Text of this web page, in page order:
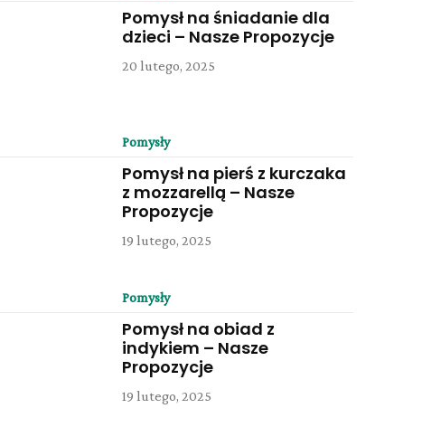
Pomysł na śniadanie dla
dzieci – Nasze Propozycje
20 lutego, 2025
Pomysły
Pomysł na pierś z kurczaka
z mozzarellą – Nasze
Propozycje
19 lutego, 2025
Pomysły
Pomysł na obiad z
indykiem – Nasze
Propozycje
19 lutego, 2025